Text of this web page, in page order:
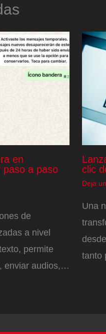
en
paso a paso
de
a nivel
permite
enviar audios,…
clic
Deja
Una
tanto